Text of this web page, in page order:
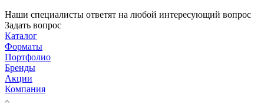
Наши специалисты ответят на любой интересующий вопрос
Задать вопрос
Каталог
Форматы
Портфолио
Бренды
Акции
Компания